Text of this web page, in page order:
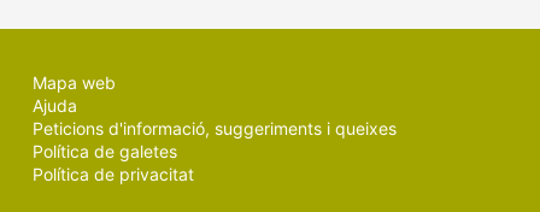
Mapa web
Ajuda
Peticions d'informació, suggeriments i queixes
Política de galetes
Política de privacitat